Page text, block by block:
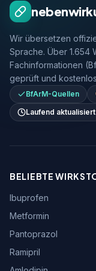
Wir übersetzen
Sprache. Über 1.654
Fachinformationen
geprüft und
BfArM-Quellen
Laufend aktualisiert
BELIEBTE
Ibuprofen
Metformin
Pantoprazol
Ramipril